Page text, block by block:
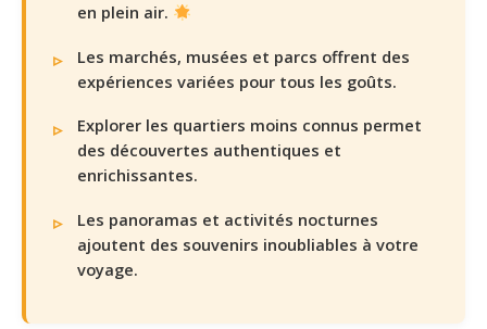
en plein air.
Les marchés, musées et parcs offrent des
expériences variées pour tous les goûts.
Explorer les quartiers moins connus permet
des découvertes authentiques et
enrichissantes.
Les panoramas et activités nocturnes
ajoutent des souvenirs inoubliables à votre
voyage.